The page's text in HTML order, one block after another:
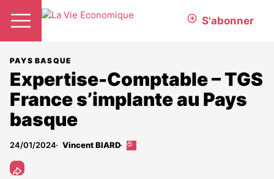
S'abonner
PAYS BASQUE
Expertise-Comptable – TGS
France s’implante au Pays
basque
24/01/2024 Vincent BIARD
Cet